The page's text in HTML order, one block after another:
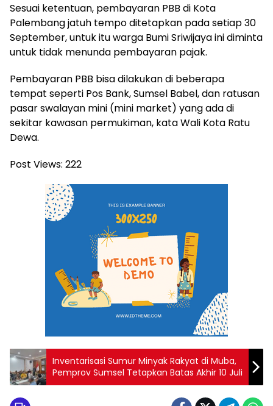
Sesuai ketentuan, pembayaran PBB di Kota
Palembang jatuh tempo ditetapkan pada setiap 30
September, untuk itu warga Bumi Sriwijaya ini diminta
untuk tidak menunda pembayaran pajak.
Pembayaran PBB bisa dilakukan di beberapa
tempat seperti Pos Bank, Sumsel Babel, dan ratusan
pasar swalayan mini (mini market) yang ada di
sekitar kawasan permukiman, kata Wali Kota Ratu
Dewa.
Post Views: 222
Inventarisasi Sumur Minyak Rakyat di Muba,
Pemprov Sumsel Tetapkan Batas Akhir 10 Juli